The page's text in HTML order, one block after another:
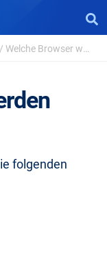
/ Welche Browser werden unterstützt?
folgenden